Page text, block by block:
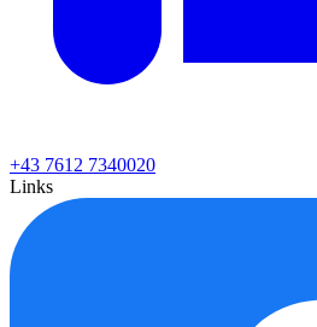
+43 7612 7340020
Links